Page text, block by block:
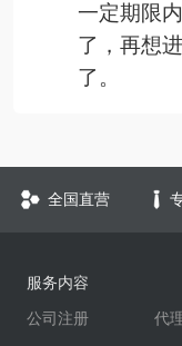
一定期限
了，再想
了。
全国直营
服务内容
公司注册
代